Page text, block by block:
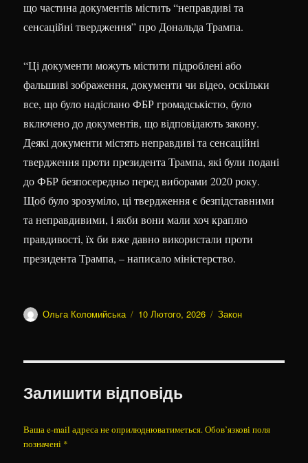
що частина документів містить “неправдиві та
сенсаційні твердження” про Дональда Трампа.
“Ці документи можуть містити підроблені або
фальшиві зображення, документи чи відео, оскільки
все, що було надіслано ФБР громадськістю, було
включено до документів, що відповідають закону.
Деякі документи містять неправдиві та сенсаційні
твердження проти президента Трампа, які були подані
до ФБР безпосередньо перед виборами 2020 року.
Щоб було зрозуміло, ці твердження є безпідставними
та неправдивими, і якби вони мали хоч краплю
правдивості, їх би вже давно використали проти
президента Трампа, – написало міністерство.
Автор
Ольга Коломийська Оприлюднено
10 Лютого, 2026 Категорії
Закон
Залишити відповідь
Ваша e-mail адреса не оприлюднюватиметься.Обов’язкові поля
позначені *